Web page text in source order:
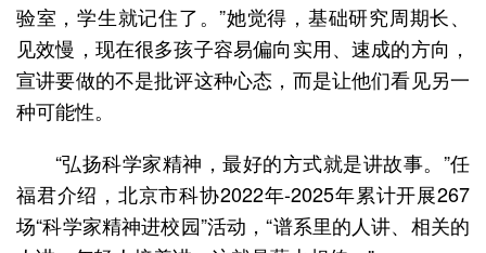
验室，学生就记住了。”她觉得，基础研究周期长、
见效慢，现在很多孩子容易偏向实用、速成的方向，
宣讲要做的不是批评这种心态，而是让他们看见另一
种可能性。
“弘扬科学家精神，最好的方式就是讲故事。”任
福君介绍，北京市科协2022年-2025年累计开展267
场“科学家精神进校园”活动，“谱系里的人讲、相关的